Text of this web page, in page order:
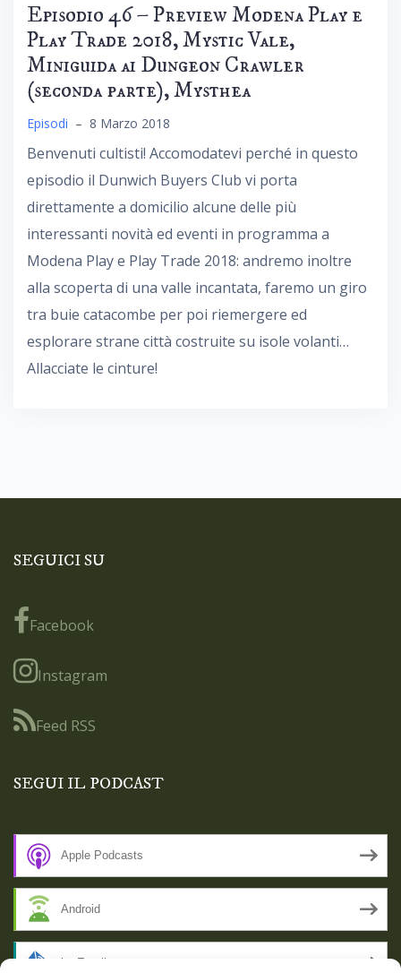
Episodio 46 – Preview Modena Play e
Play Trade 2018, Mystic Vale,
Miniguida ai Dungeon Crawler
(seconda parte), Mysthea
Episodi – 8 Marzo 2018
Benvenuti cultisti! Accomodatevi perché in questo
episodio il Dunwich Buyers Club vi porta
direttamente a domicilio alcune delle più
interessanti novità ed eventi in programma a
Modena Play e Play Trade 2018: andremo inoltre
alla scoperta di una valle incantata, faremo un giro
tra buie catacombe per poi riemergere ed
esplorare strane città costruite su isole volanti…
Allacciate le cinture!
SEGUICI SU
Facebook
Instagram
Feed RSS
SEGUI IL PODCAST
Apple Podcasts
Android
by Email